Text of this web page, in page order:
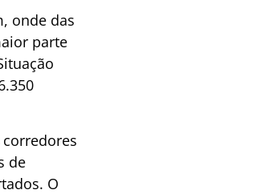
onde das
parte
de
O